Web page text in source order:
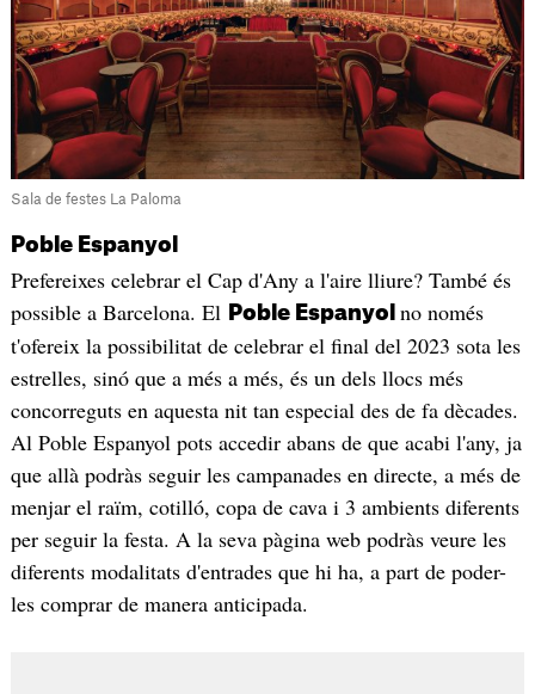
Sala de festes La Paloma
Poble Espanyol
Prefereixes celebrar el Cap d'Any a l'aire lliure? També és
possible a Barcelona. El Poble Espanyol no només
t'ofereix la possibilitat de celebrar el final del 2023 sota les
estrelles, sinó que a més a més, és un dels llocs més
concorreguts en aquesta nit tan especial des de fa dècades.
Al Poble Espanyol pots accedir abans de que acabi l'any, ja
que allà podràs seguir les campanades en directe, a més de
menjar el raïm, cotilló, copa de cava i 3 ambients diferents
per seguir la festa. A la seva pàgina web podràs veure les
diferents modalitats d'entrades que hi ha, a part de poder-
les comprar de manera anticipada.